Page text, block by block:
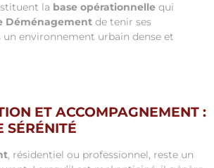
la base opérationnelle qui
Déménagement de tenir ses
environnement urbain dense et
ET ACCOMPAGNEMENT :
SÉRÉNITÉ
, résidentiel ou professionnel, reste un